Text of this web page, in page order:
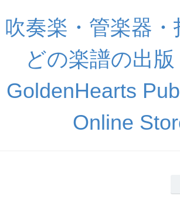
吹奏楽・管楽器・
どの楽譜の出
GoldenHearts
Online